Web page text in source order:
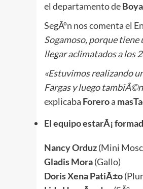
el departamento de
SegÃºn nos comenta el
Sogamoso, porque tiene
llegar aclimatados a los
«Estuvimos realizando
Fargas y luego
explicaba Foreroa
El equipo estarÃ¡
Nancy Orduz(Mini
Gladis Mora(Gallo)
Doris Xena PatiÃ±o